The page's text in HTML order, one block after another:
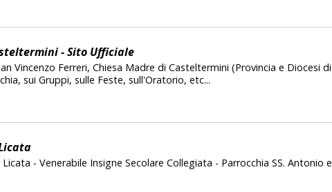
- Sito Ufficiale
Vincenzo Ferreri, Chiesa Madre di Casteltermini (Provincia e Diocesi di
sui Gruppi, sulle Feste, sull'Oratorio, etc...
- Venerabile Insigne Secolare Collegiata - Parrocchia SS. Antonio e